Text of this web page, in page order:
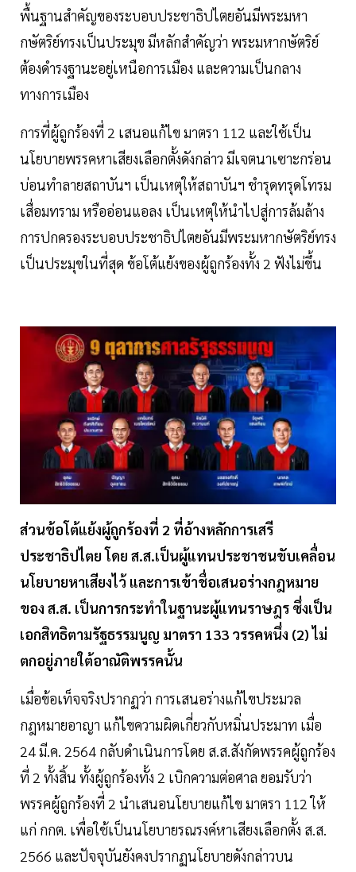
พื้นฐานสำคัญของระบอบประชาธิปไตยอันมีพระมหา
กษัตริย์ทรงเป็นประมุข มีหลักสำคัญว่า พระมหากษัตริย์
ต้องดำรงฐานะอยู่เหนือการเมือง และความเป็นกลาง
ทางการเมือง
การที่ผู้ถูกร้องที่ 2 เสนอแก้ไข มาตรา 112 และใช้เป็น
นโยบายพรรคหาเสียงเลือกตั้งดังกล่าว มีเจตนาเซาะกร่อน
บ่อนทำลายสถาบันฯ เป็นเหตุให้สถาบันฯ ชำรุดทรุดโทรม
เสื่อมทราม หรืออ่อนแอลง เป็นเหตุให้นำไปสู่การล้มล้าง
การปกครองระบอบประชาธิปไตยอันมีพระมหากษัตริย์ทรง
เป็นประมุขในที่สุด ข้อโต้แย้งของผู้ถูกร้องทั้ง 2 ฟังไม่ขึ้น
ส่วนข้อโต้แย้งผู้ถูกร้องที่ 2 ที่อ้างหลักการเสรี
ประชาธิปไตย โดย ส.ส.เป็นผู้แทนประชาชนขับเคลื่อน
นโยบายหาเสียงไว้ และการเข้าชื่อเสนอร่างกฎหมาย
ของ ส.ส. เป็นการกระทำในฐานะผู้แทนราษฎร ซึ่งเป็น
เอกสิทธิตามรัฐธรรมนูญ มาตรา 133 วรรคหนึ่ง (2) ไม่
ตกอยู่ภายใต้อาณัติพรรคนั้น
เมื่อข้อเท็จจริงปรากฏว่า การเสนอร่างแก้ไขประมวล
กฎหมายอาญา แก้ไขความผิดเกี่ยวกับหมิ่นประมาท เมื่อ
24 มี.ค. 2564 กลับดำเนินการโดย ส.ส.สังกัดพรรคผู้ถูกร้อง
ที่ 2 ทั้งสิ้น ทั้งผู้ถูกร้องทั้ง 2 เบิกความต่อศาล ยอมรับว่า
พรรคผู้ถูกร้องที่ 2 นำเสนอนโยบายแก้ไข มาตรา 112 ให้
แก่ กกต. เพื่อใช้เป็นนโยบายรณรงค์หาเสียงเลือกตั้ง ส.ส.
2566 และปัจจุบันยังคงปรากฏนโยบายดังกล่าวบน